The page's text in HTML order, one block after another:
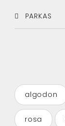
PARKAS
algodon
rosa